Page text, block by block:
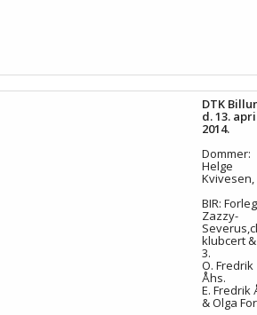
DTK
d. 13.
2014.
Dommer:
Helge
Kvivesen,
BIR:
Zazzy-
klubcert &
3.
O. Fredrik
Åhs.
E. Fredrik
& Olga